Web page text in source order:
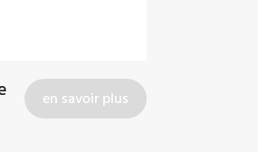
en savoir plus